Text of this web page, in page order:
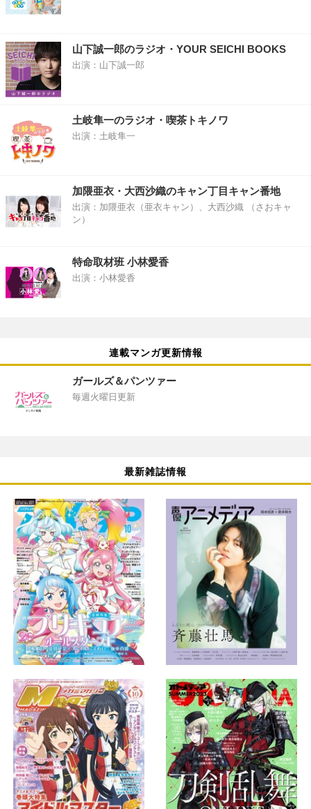
山下誠一郎のラジオ・YOUR SEICHI BOOKS
出演：山下誠一郎
土岐隼一のラジオ・喫茶トキノワ
出演：土岐隼一
加隈亜衣・大西沙織のキャン丁目キャン番地
出演：加隈亜衣（亜衣キャン）、大西沙織 （さおキャ
ン）
特命取材班 小林愛香
出演：小林愛香
連載マンガ更新情報
ガールズ＆パンツァー
毎週火曜日更新
最新雑誌情報